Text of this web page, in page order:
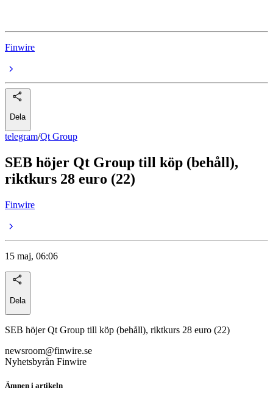
Finwire
Dela
telegram/Qt Group
SEB höjer Qt Group till köp (behåll),
riktkurs 28 euro (22)
Finwire
15 maj, 06:06
Dela
SEB höjer Qt Group till köp (behåll), riktkurs 28 euro (22)
newsroom@finwire.se
Nyhetsbyrån Finwire
Ämnen i artikeln